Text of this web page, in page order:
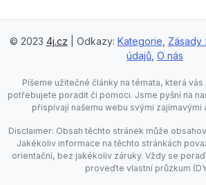
© 2023 4j.cz | Odkazy: Kategorie Zásady
údajů O nás
Píšeme užitečné články na témata, která
potřebujete poradit či pomoci. Jsme pyšní na
přispívají našemu webu svými zajímavými
Disclaimer: Obsah těchto stránek může
Jakékoliv informace na těchto stránkách
orientační, bez jakékoliv záruky. Vždy se
proveďte vlastní průzkum